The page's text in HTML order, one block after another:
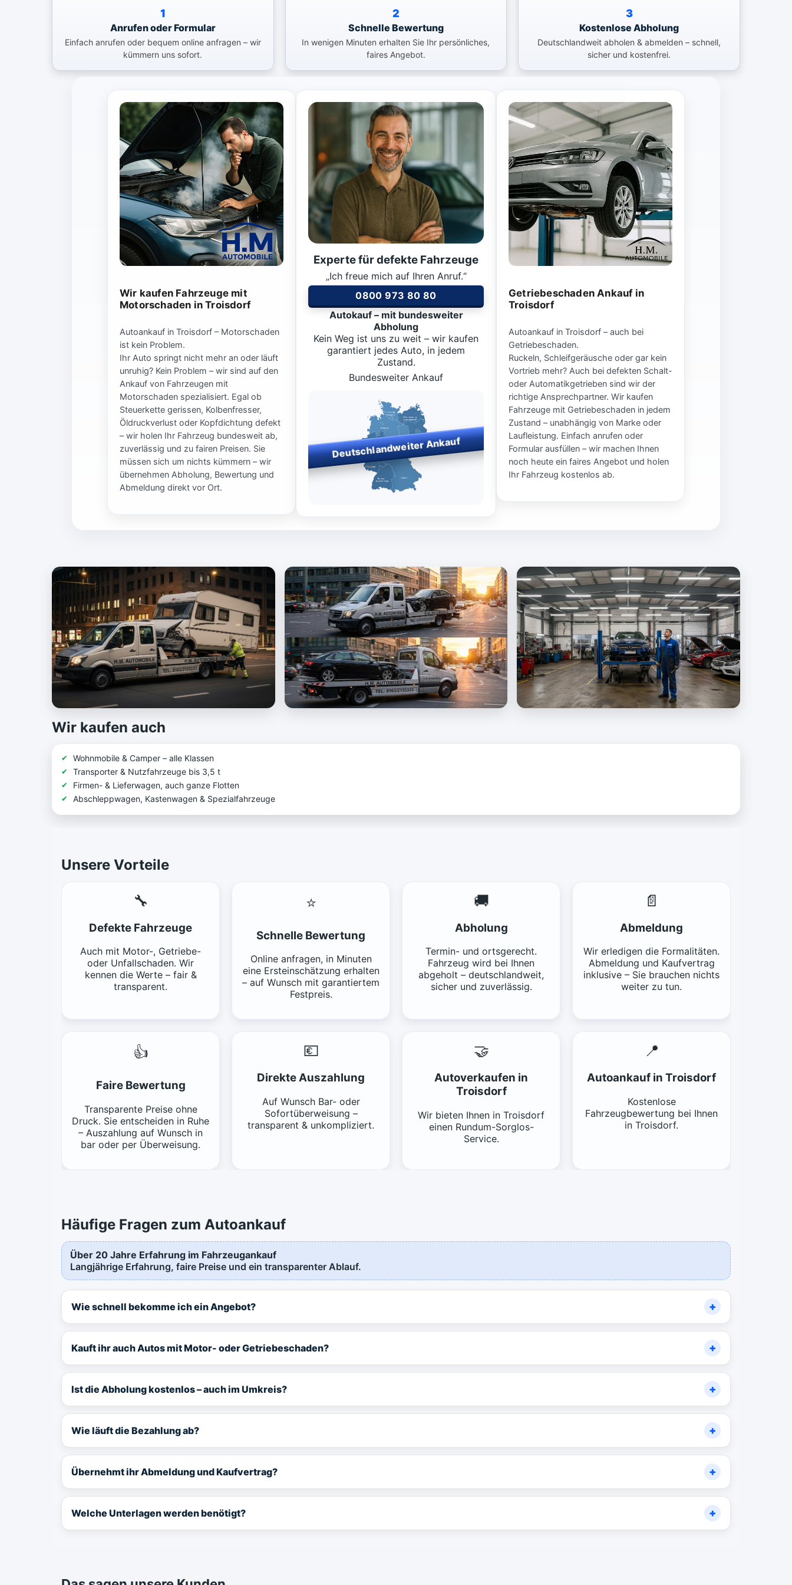
1
Anrufen oder Formular
Einfach anrufen oder bequem online anfragen – wir
kümmern uns sofort.
2
Schnelle Bewertung
In wenigen Minuten erhalten Sie Ihr persönliches,
faires Angebot.
3
Kostenlose Abholung
Deutschlandweit abholen & abmelden – schnell,
sicher und kostenfrei.
Wir kaufen Fahrzeuge mit
Motorschaden in Troisdorf
Autoankauf in Troisdorf – Motorschaden
ist kein Problem.
Ihr Auto springt nicht mehr an oder läuft
unruhig? Kein Problem – wir sind auf den
Ankauf von Fahrzeugen mit
Motorschaden spezialisiert. Egal ob
Steuerkette gerissen, Kolbenfresser,
Öldruckverlust oder Kopfdichtung defekt
– wir holen Ihr Fahrzeug bundesweit ab,
zuverlässig und zu fairen Preisen. Sie
müssen sich um nichts kümmern – wir
übernehmen Abholung, Bewertung und
Abmeldung direkt vor Ort.
Experte für defekte Fahrzeuge
„Ich freue mich auf Ihren Anruf.“
0800 973 80 80
Autokauf – mit bundesweiter
Abholung
Kein Weg ist uns zu weit – wir kaufen
garantiert jedes Auto, in jedem
Zustand.
Bundesweiter Ankauf
Deutschlandweiter Ankauf
Getriebeschaden Ankauf in
Troisdorf
Autoankauf in Troisdorf – auch bei
Getriebeschaden.
Ruckeln, Schleifgeräusche oder gar kein
Vortrieb mehr? Auch bei defekten Schalt-
oder Automatikgetrieben sind wir der
richtige Ansprechpartner. Wir kaufen
Fahrzeuge mit Getriebeschaden in jedem
Zustand – unabhängig von Marke oder
Laufleistung. Einfach anrufen oder
Formular ausfüllen – wir machen Ihnen
noch heute ein faires Angebot und holen
Ihr Fahrzeug kostenlos ab.
Wir kaufen auch
Wohnmobile & Camper – alle Klassen
Transporter & Nutzfahrzeuge bis 3,5 t
Firmen- & Lieferwagen, auch ganze Flotten
Abschleppwagen, Kastenwagen & Spezialfahrzeuge
Unsere Vorteile
🔧
Defekte Fahrzeuge
Auch mit Motor-, Getriebe-
oder Unfallschaden. Wir
kennen die Werte – fair &
transparent.
⭐
Schnelle Bewertung
Online anfragen, in Minuten
eine Ersteinschätzung erhalten
– auf Wunsch mit garantiertem
Festpreis.
🚚
Abholung
Termin- und ortsgerecht.
Fahrzeug wird bei Ihnen
abgeholt – deutschlandweit,
sicher und zuverlässig.
📄
Abmeldung
Wir erledigen die Formalitäten.
Abmeldung und Kaufvertrag
inklusive – Sie brauchen nichts
weiter zu tun.
👍
Faire Bewertung
Transparente Preise ohne
Druck. Sie entscheiden in Ruhe
– Auszahlung auf Wunsch in
bar oder per Überweisung.
💶
Direkte Auszahlung
Auf Wunsch Bar- oder
Sofortüberweisung –
transparent & unkompliziert.
🤝
Autoverkaufen in
Troisdorf
Wir bieten Ihnen in Troisdorf
einen Rundum-Sorglos-
Service.
📍
Autoankauf in Troisdorf
Kostenlose
Fahrzeugbewertung bei Ihnen
in Troisdorf.
Häufige Fragen zum Autoankauf
Über 20 Jahre Erfahrung im Fahrzeugankauf
Langjährige Erfahrung, faire Preise und ein transparenter Ablauf.
Wie schnell bekomme ich ein Angebot?
Kauft ihr auch Autos mit Motor- oder Getriebeschaden?
Ist die Abholung kostenlos – auch im Umkreis?
Wie läuft die Bezahlung ab?
Übernehmt ihr Abmeldung und Kaufvertrag?
Welche Unterlagen werden benötigt?